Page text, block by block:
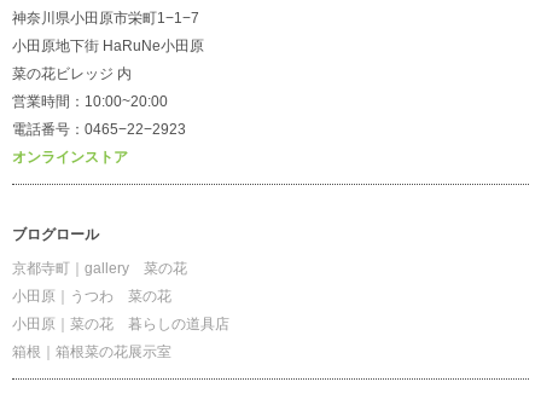
神奈川県小田原市栄町1−1−7
小田原地下街 HaRuNe小田原
菜の花ビレッジ 内
営業時間：10:00~20:00
電話番号：0465−22−2923
オンラインストア
ブログロール
京都寺町｜gallery 菜の花
小田原｜うつわ 菜の花
小田原｜菜の花 暮らしの道具店
箱根｜箱根菜の花展示室